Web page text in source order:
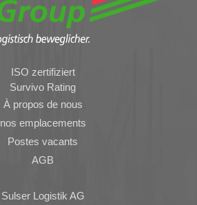
ISO zertifiziert
Survivo Rating
À propos de nous
nos emplacements
Postes vacants
AGB
Sulser Logistik AG